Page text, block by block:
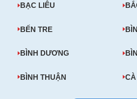
BẠC LIÊU
BẾN TRE
BÌNH DƯƠNG
BÌNH THUẬN